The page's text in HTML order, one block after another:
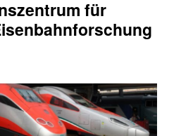
für